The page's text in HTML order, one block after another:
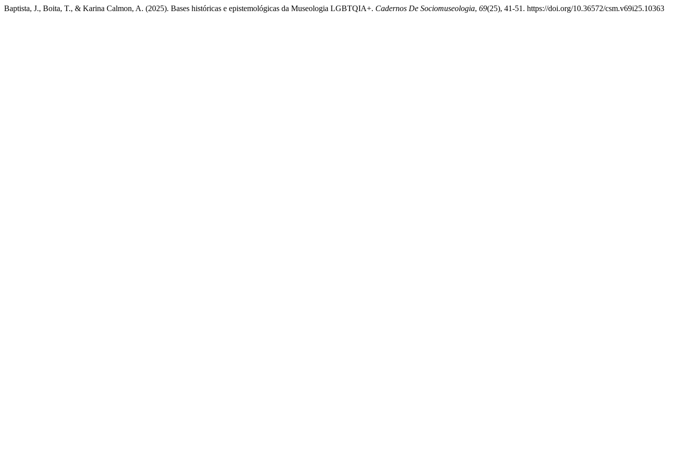
Baptista, J., Boita, T., & Karina Calmon, A. (2025). Bases históricas e epistemológicas da Museologia LGBTQIA+. Cadernos De Sociomuseologia, 69(25), 41-51. https://doi.org/10.36572/csm.v69i25.10363